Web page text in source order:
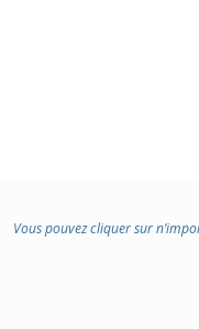
Vous pouvez cliquer sur